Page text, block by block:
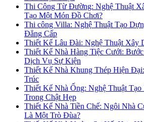
Thi Công Từ Đường: Nghệ Thuật
Tạo Một Món Đồ Chơi?
Thi công Villa: Nghệ Thuật Tạo
Đẳng Cấp
Thiết Kế Lâu Đài: Nghệ Thuật Xây
Thiết Kế Nhà Hàng Tiệc Cưới:
Dịch Vụ Sự Kiện
Thiết Kế Nhà Khung Thép Hiện
Trúc
Thiết Kế Nhà Ống: Nghệ Thuật
Trong Chật Hẹp
Thiết Kế Nhà Tiền Chế: Ngôi Nhà
Là Một Trò Đùa?